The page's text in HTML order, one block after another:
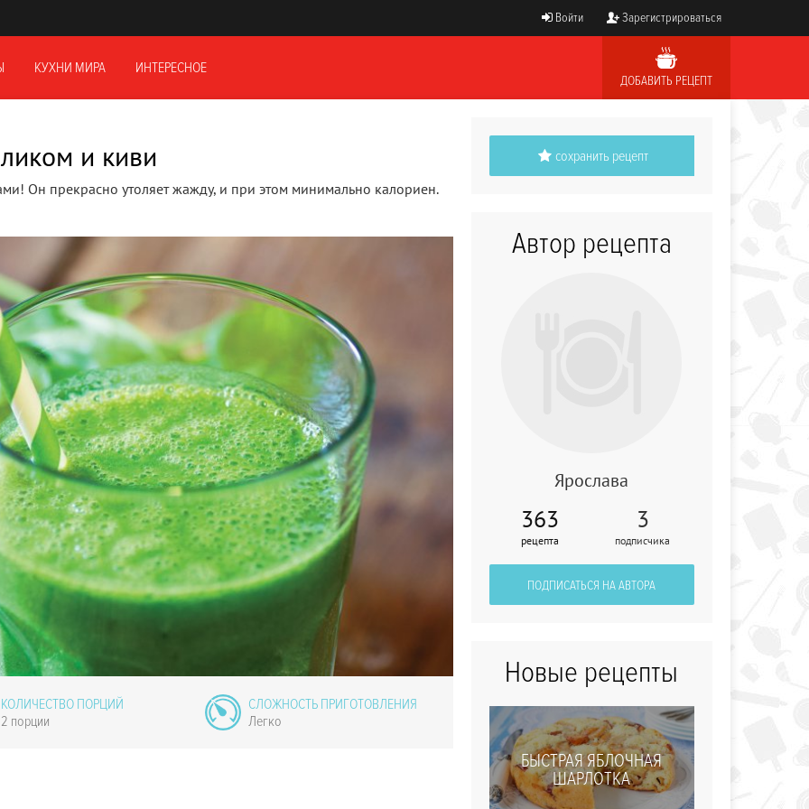
Войти Зарегистрироваться
КУХНИ МИРА ИНТЕРЕСНОЕ
ДОБАВИТЬ РЕЦЕПТ
и киви
Он прекрасно утоляет жажду, и при этом минимально калориен.
Ростбиф с соусом
айоли
КОЛИЧЕСТВО ПОРЦИЙ
2 порции
СЛОЖНОСТЬ ПРИГОТОВЛЕНИЯ
Легко
сохранить рецепт
Автор рецепта
Ярослава
363
рецепта
3
подписчика
ПОДПИСАТЬСЯ НА АВТОРА
Новые рецепты
БЫСТРАЯ ЯБЛОЧНАЯ
ШАРЛОТКА